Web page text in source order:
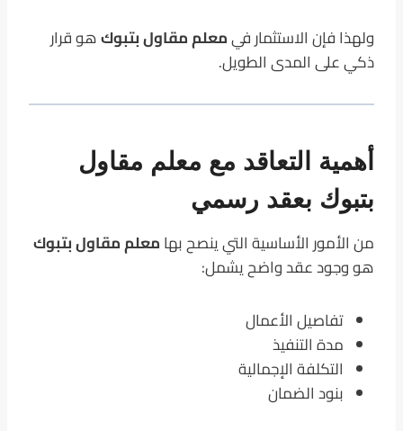
ولهذا فإن الاستثمار فيمعلم مقاول بتبوكهو قرار
ذكي على المدى الطويل.
أهمية التعاقد مع معلم مقاول
بتبوك بعقد رسمي
من الأمور الأساسية التي ينصح بهامعلم مقاول بتبوك
هو وجود عقد واضح يشمل:
تفاصيل الأعمال
مدة التنفيذ
التكلفة الإجمالية
بنود الضمان